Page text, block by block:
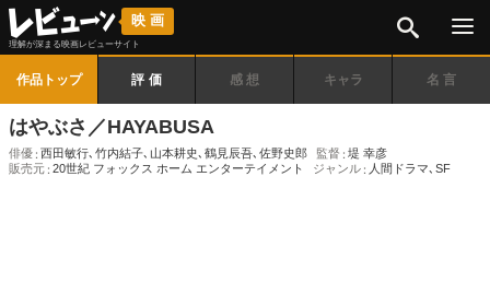
映画
理解が深まる映画レビューサイト
作品トップ 評価 感想 キャラ 名言
はやぶさ／HAYABUSA
俳優 西田敏行､ 竹内結子､ 山本耕史､ 鶴見辰吾､ 佐野史郎 監督
堤 幸彦
販売元 20世紀 フォックス ホーム エンターテイメント ジャンル 人間ドラマ､ SF